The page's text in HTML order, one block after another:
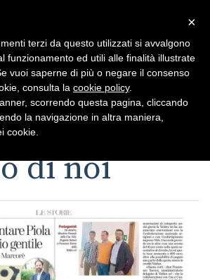
Toggle
di noi
×
terzi da questo utilizzati si avvalgono
funzionamento ed utili alle finalità illustrate
vuoi saperne di più o negare il consenso
consulta la cookie policy.
scorrendo questa pagina, cliccando
la navigazione in altra maniera,
cookie.